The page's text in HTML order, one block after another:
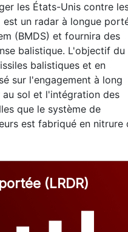
les États-Unis contre
est un radar à longue
(BMDS) et fournira des
balistique. L'objectif du
balistiques et en
sur l'engagement à long
au sol et l'intégration des
que le système de
est fabriqué en nitrure
(LRDR)